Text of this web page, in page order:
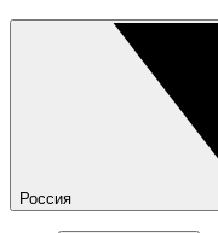
Россия